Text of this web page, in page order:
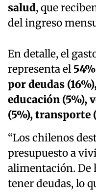
salud, que
del ingreso
En detalle, el
representa el
por deudas
educación (5%),
(5%), transporte
“Los chilenos
presupuesto a
alimentación. De
tener deudas, lo